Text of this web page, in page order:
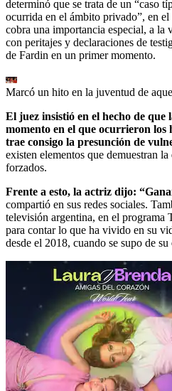
determinó que se trata de un “caso
ocurrida en el ámbito privado”, en
cobra una importancia especial, a la
con peritajes y declaraciones de
de Fardin en un primer momento.
Marcó un hito en la juventud de
El juez insistió en el hecho de que
momento en el que ocurrieron los
trae consigo la presunción de
existen elementos que demuestran
forzados.
Frente a esto, la actriz dijo:
compartió en sus redes sociales.
televisión argentina, en el programa
para contar lo que ha vivido en su
desde el 2018, cuando se supo de su